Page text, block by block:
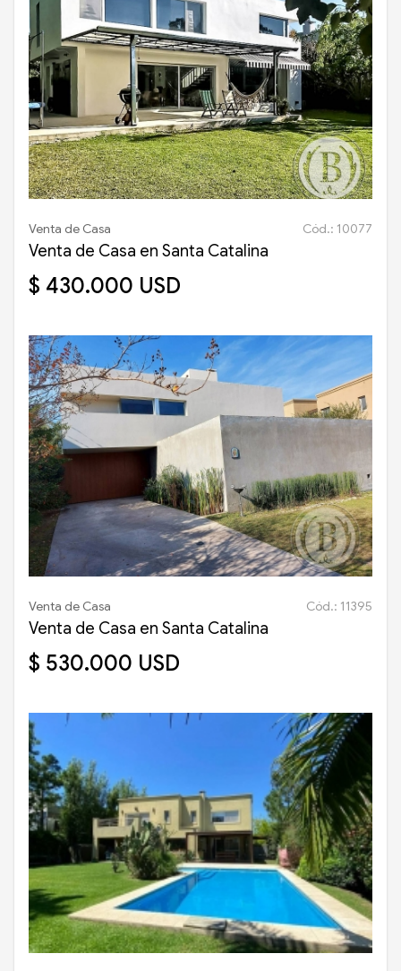
Venta de Casa Cód.: 10077
Venta de Casa en Santa Catalina
$ 430.000 USD
Venta de Casa Cód.: 11395
Venta de Casa en Santa Catalina
$ 530.000 USD